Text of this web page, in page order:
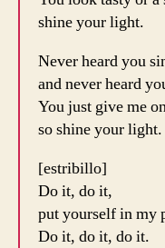
shine your light.
Never heard you
and never heard
You just give me
so shine your light.
[estribillo]
Do it, do it,
put yourself in my
Do it, do it, do it.